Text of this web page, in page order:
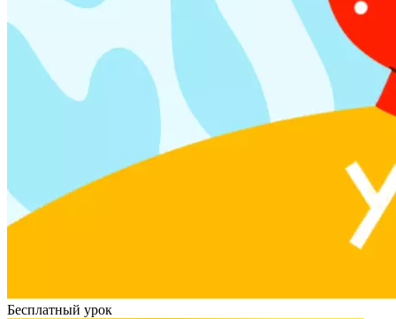
Бесплатный урок